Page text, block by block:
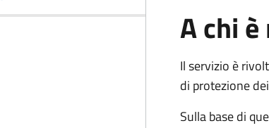
A chi
Il servizio è
di protezione
Sulla base di